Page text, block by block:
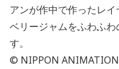
アンが作中で作ったレイ
ベリージャムをふわふ
す。
© NIPPON ANIMATION